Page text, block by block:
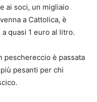
ai soci, un migliaio
a Cattolica, è
quasi 1 euro al litro.
peschereccio è passata
pesanti per chi